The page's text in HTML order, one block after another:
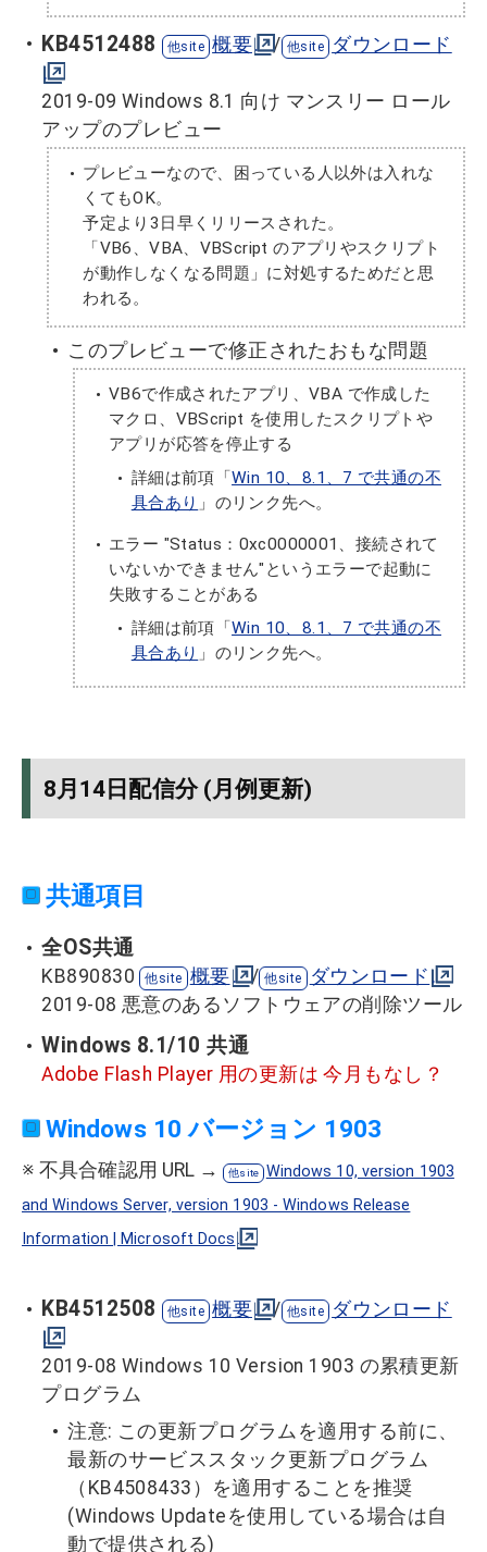
KB4512488 概要 / ダウンロード
2019-09 Windows 8.1 向け マンスリー ロール
アップのプレビュー
プレビューなので、困っている人以外は入れな
くてもOK。
予定より3日早くリリースされた。
「VB6、VBA、VBScript のアプリやスクリプト
が動作しなくなる問題」に対処するためだと思
われる。
このプレビューで修正されたおもな問題
VB6で作成されたアプリ、VBA で作成した
マクロ、VBScript を使用したスクリプトや
アプリが応答を停止する
詳細は前項「Win 10、8.1、7 で共通の不
具合あり 」のリンク先へ。
エラー "Status：0xc0000001、接続されて
いないかできません"というエラーで起動に
失敗することがある
詳細は前項「Win 10、8.1、7 で共通の不
具合あり 」のリンク先へ。
8月14日配信分 (月例更新)
共通項目
全OS共通
KB890830 概要 /
ダウンロード
2019-08 悪意のあるソフトウェアの削除ツール
Windows 8.1/10 共通
Adobe Flash Player 用の更新は 今月もなし？
Windows 10 バージョン 1903
※ 不具合確認用 URL →
Windows 10, version 1903
and Windows Server, version 1903 - Windows Release
Information | Microsoft Docs
KB4512508 概要 / ダウンロード
2019-08 Windows 10 Version 1903 の累積更新
プログラム
注意: この更新プログラムを適用する前に、
最新のサービススタック更新プログラム
（KB4508433）を適用することを推奨
(Windows Updateを使用している場合は自
動で提供される)